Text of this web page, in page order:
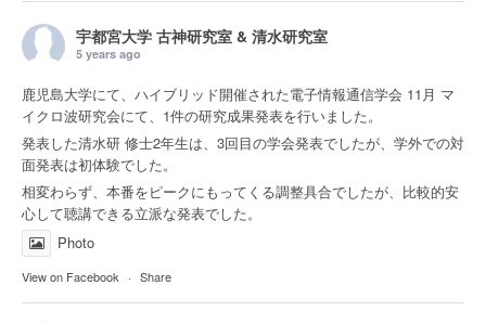
宇都宮大学 古神研究室 & 清水研究室
5 years ago
鹿児島大学にて、ハイブリッド開催された電子情報通信学会 11月 マ
イクロ波研究会にて、1件の研究成果発表を行いました。
発表した清水研 修士2年生は、3回目の学会発表でしたが、学外での対
面発表は初体験でした。
相変わらず、本番をピークにもってくる調整具合でしたが、比較的安
心して聴講できる立派な発表でした。
Photo
View on Facebook · Share